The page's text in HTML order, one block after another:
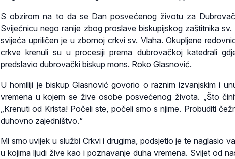
S obzirom na to da se Dan posvećenog životu za
Svijećnicu nego ranije zbog proslave biskupijskog zaštitnika
svijeća upriličen je u zbornoj crkvi sv. Vlaha. Okupljene
crkve krenuli su u procesiji prema dubrovačkoj katedrali
predslavio dubrovački biskup mons. Roko Glasnović.
U homiliji je biskup Glasnović govorio o raznim izvanjskim i
vremena u kojem se žive osobe posvećenog života. „Što
„Krenuti od Krista! Počeli ste, počeli smo s njime. Probuditi
duhovno zajedništvo.“
Mi smo uvijek u službi Crkvi i drugima, podsjetio je te naglasio
u kojima ljudi žive kao i poznavanje duha vremena. Svijet od